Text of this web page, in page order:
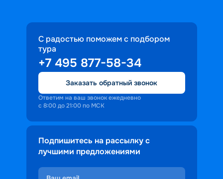
С радостью поможем с подбором
тура
+7 495 877-58-34
Заказать обратный звонок
Ответим на ваш звонок ежедневно
с 8:00 до 21:00 по МСК
Подпишитесь на рассылку с
лучшими предложениями